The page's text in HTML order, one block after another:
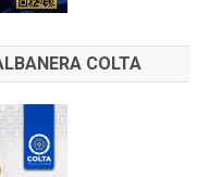
COLTA